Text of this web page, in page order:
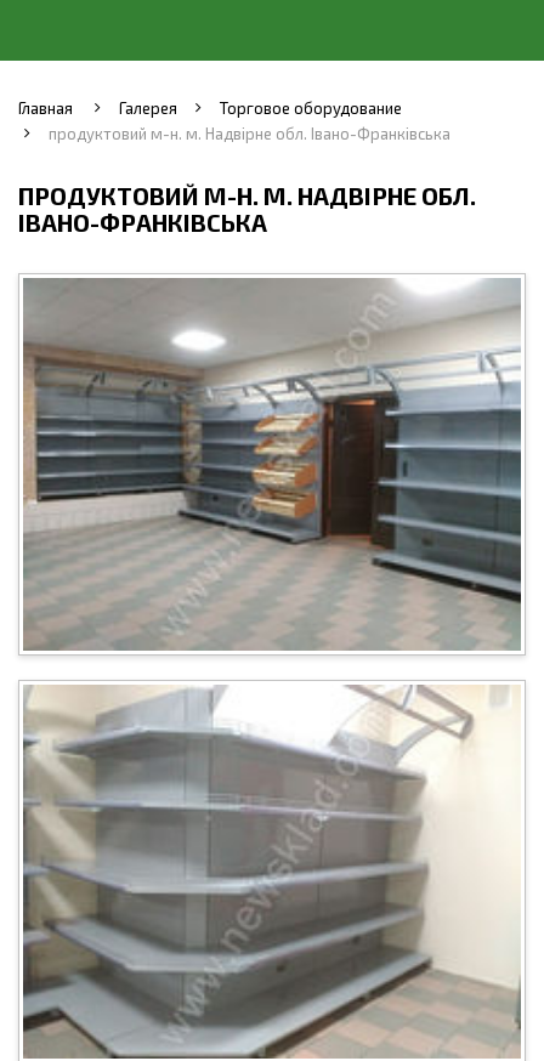
Главная Галерея
Торговое оборудование
продуктовий м-н. м. Надвірне обл. Івано-Франківська
ПРОДУКТОВИЙ М-Н. М. НАДВІРНЕ ОБЛ.
ІВАНО-ФРАНКІВСЬКА